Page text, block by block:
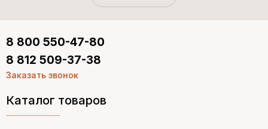
Каталог товаров
8 800 550-47-80
8 812 509-37-38
Заказать звонок